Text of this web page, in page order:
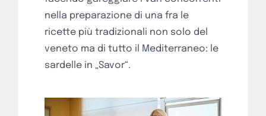
nella preparazione di una fra le
ricette più tradizionali non solo del
veneto ma di tutto il Mediterraneo: le
sardelle in „Savor“.